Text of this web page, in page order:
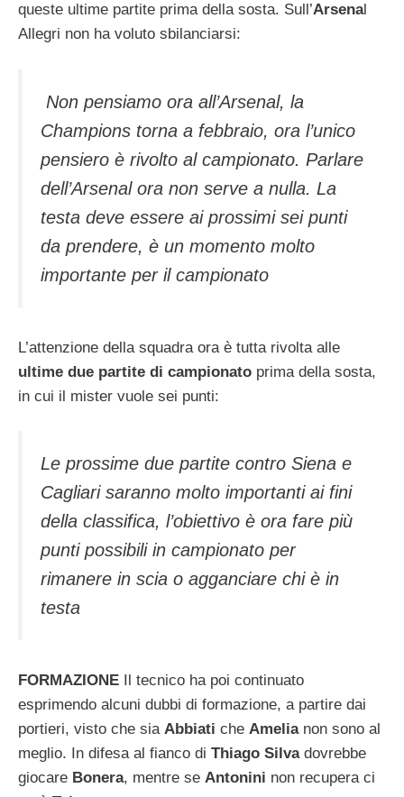
queste ultime partite prima della sosta. Sull’Arsenal
Allegri non ha voluto sbilanciarsi:
Non pensiamo ora all’Arsenal, la
Champions torna a febbraio, ora l’unico
pensiero è rivolto al campionato. Parlare
dell’Arsenal ora non serve a nulla. La
testa deve essere ai prossimi sei punti
da prendere, è un momento molto
importante per il campionato
L’attenzione della squadra ora è tutta rivolta alle
ultime due partite di campionato prima della sosta,
in cui il mister vuole sei punti:
Le prossime due partite contro Siena e
Cagliari saranno molto importanti ai fini
della classifica, l’obiettivo è ora fare più
punti possibili in campionato per
rimanere in scia o agganciare chi è in
testa
FORMAZIONE Il tecnico ha poi continuato
esprimendo alcuni dubbi di formazione, a partire dai
portieri, visto che sia Abbiati che Amelianon sono al
meglio. In difesa al fianco di Thiago Silvadovrebbe
giocare Bonera, mentre se Antonini non recupera ci